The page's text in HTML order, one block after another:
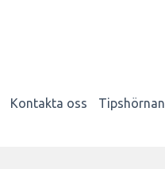
Kontakta oss Tipshörnan